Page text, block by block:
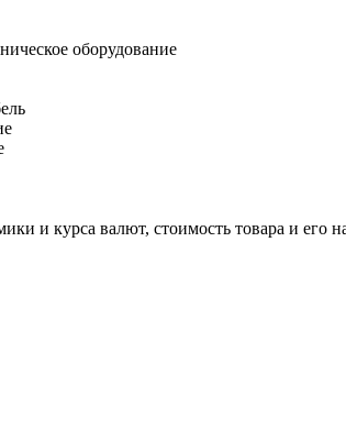
оборудование
и курса валют, стоимость товара и его